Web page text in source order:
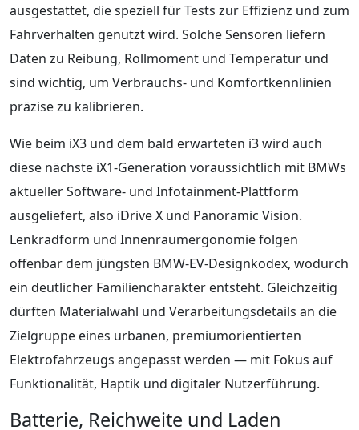
ausgestattet, die speziell für Tests zur Effizienz und zum
Fahrverhalten genutzt wird. Solche Sensoren liefern
Daten zu Reibung, Rollmoment und Temperatur und
sind wichtig, um Verbrauchs- und Komfortkennlinien
präzise zu kalibrieren.
Wie beim iX3 und dem bald erwarteten i3 wird auch
diese nächste iX1‑Generation voraussichtlich mit BMWs
aktueller Software‑ und Infotainment‑Plattform
ausgeliefert, also iDrive X und Panoramic Vision.
Lenkradform und Innenraumergonomie folgen
offenbar dem jüngsten BMW‑EV‑Designkodex, wodurch
ein deutlicher Familiencharakter entsteht. Gleichzeitig
dürften Materialwahl und Verarbeitungsdetails an die
Zielgruppe eines urbanen, premiumorientierten
Elektrofahrzeugs angepasst werden — mit Fokus auf
Funktionalität, Haptik und digitaler Nutzerführung.
Batterie, Reichweite und Laden